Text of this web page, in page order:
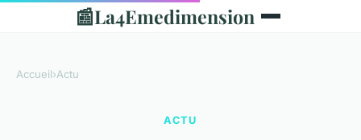
📰La4Emedimension
Accueil›Actu
ACTU